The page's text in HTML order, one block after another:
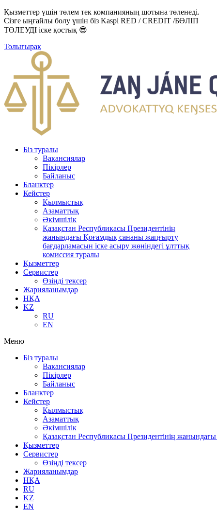
Қызметтер үшін төлем тек компанияның шотына төленеді.
Сізге ыңғайлы болу үшін біз Kaspi RED / CREDIT /БӨЛІП
ТӨЛЕУДІ іске қостық 😎
Толығырақ
Біз туралы
Вакансиялар
Пікірлер
Байланыс
Бланктер
Кейстер
Қылмыстық
Азаматтық
Әкімшілік
Қазақстан Республикасы Президентінің
жанындағы Қоғамдық сананы жаңғырту
бағдарламасын іске асыру жөніндегі ұлттық
комиссия туралы
Қызметтер
Сервистер
Өзіңді тексер
Жарияланымдар
НҚА
KZ
RU
EN
Меню
Біз туралы
Вакансиялар
Пікірлер
Байланыс
Бланктер
Кейстер
Қылмыстық
Азаматтық
Әкімшілік
Қазақстан Республикасы Президентінің
Қызметтер
Сервистер
Өзіңді тексер
Жарияланымдар
НҚА
RU
KZ
EN